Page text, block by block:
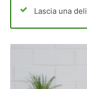
Lascia una